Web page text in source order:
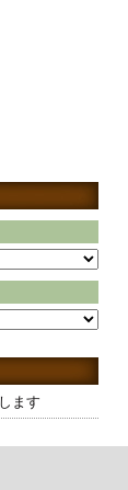
ます